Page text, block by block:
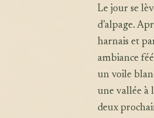
Le jour se
d’alpage.
harnais et
ambiance
un voile
une vallée à
deux